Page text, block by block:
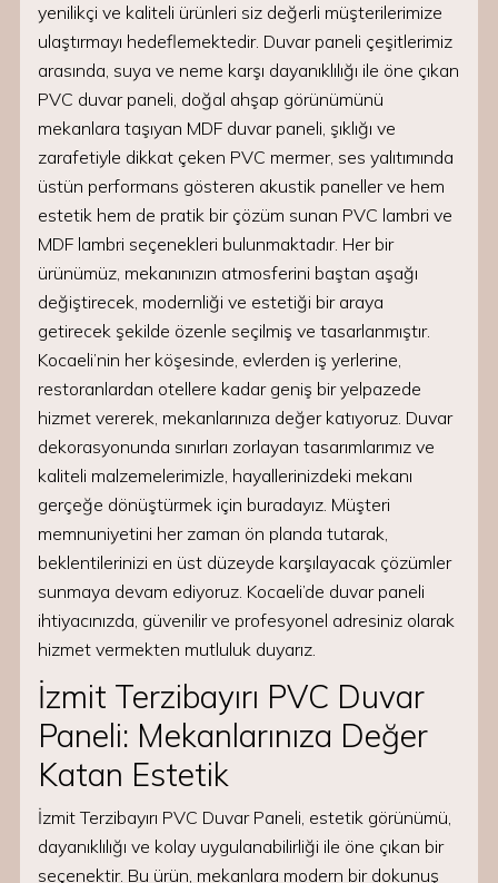
yenilikçi ve kaliteli ürünleri siz değerli müşterilerimize
ulaştırmayı hedeflemektedir. Duvar paneli çeşitlerimiz
arasında, suya ve neme karşı dayanıklılığı ile öne çıkan
PVC duvar paneli, doğal ahşap görünümünü
mekanlara taşıyan MDF duvar paneli, şıklığı ve
zarafetiyle dikkat çeken PVC mermer, ses yalıtımında
üstün performans gösteren akustik paneller ve hem
estetik hem de pratik bir çözüm sunan PVC lambri ve
MDF lambri seçenekleri bulunmaktadır. Her bir
ürünümüz, mekanınızın atmosferini baştan aşağı
değiştirecek, modernliği ve estetiği bir araya
getirecek şekilde özenle seçilmiş ve tasarlanmıştır.
Kocaeli’nin her köşesinde, evlerden iş yerlerine,
restoranlardan otellere kadar geniş bir yelpazede
hizmet vererek, mekanlarınıza değer katıyoruz. Duvar
dekorasyonunda sınırları zorlayan tasarımlarımız ve
kaliteli malzemelerimizle, hayallerinizdeki mekanı
gerçeğe dönüştürmek için buradayız. Müşteri
memnuniyetini her zaman ön planda tutarak,
beklentilerinizi en üst düzeyde karşılayacak çözümler
sunmaya devam ediyoruz. Kocaeli’de duvar paneli
ihtiyacınızda, güvenilir ve profesyonel adresiniz olarak
hizmet vermekten mutluluk duyarız.
İzmit Terzibayırı PVC Duvar
Paneli: Mekanlarınıza Değer
Katan Estetik
İzmit Terzibayırı PVC Duvar Paneli, estetik görünümü,
dayanıklılığı ve kolay uygulanabilirliği ile öne çıkan bir
seçenektir. Bu ürün, mekanlara modern bir dokunuş